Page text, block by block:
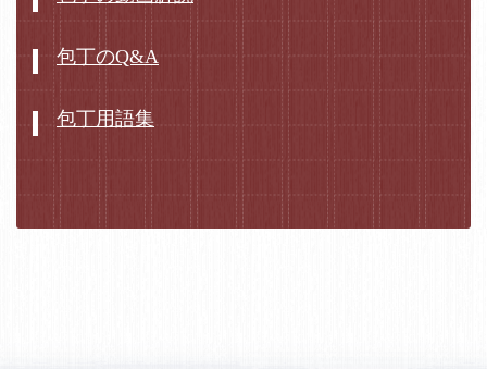
包丁のQ&A
包丁用語集